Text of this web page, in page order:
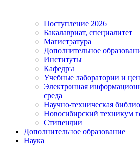
Поступление 2026
Бакалавриат, специалитет
Магистратура
Дополнительное
Институты
Кафедры
Учебные лаборатории и
Электронная
среда
Научно-техническая
Новосибирский техникум
Стипендии
Дополнительное образование
Наука